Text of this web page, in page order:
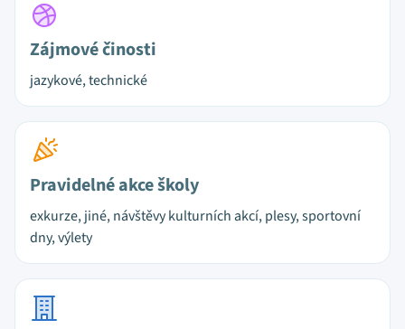
Zájmové činosti
jazykové, technické
Pravidelné akce školy
exkurze, jiné, návštěvy kulturních akcí, plesy, sportovní
dny, výlety